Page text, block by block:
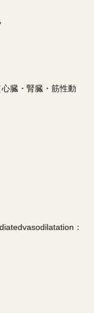
臓・腎臓・筋性動
：